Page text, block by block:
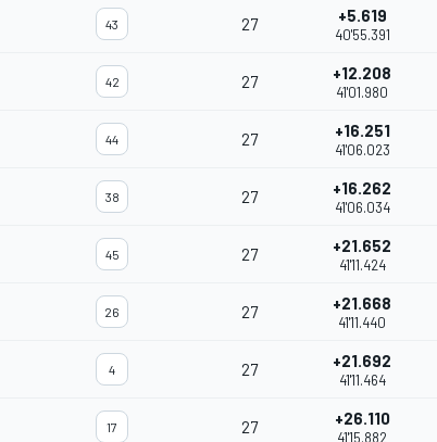
43 27 +5.619
40'55.391
42 27 +12.208
41'01.980
44 27 +16.251
41'06.023
38 27 +16.262
41'06.034
45 27 +21.652
41'11.424
26 27 +21.668
41'11.440
4 27 +21.692
41'11.464
17 27 +26.110
41'15.882